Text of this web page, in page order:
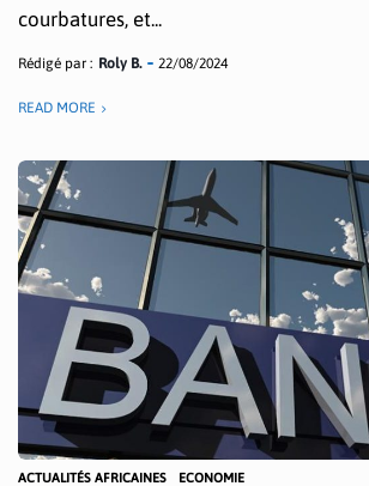
courbatures, et...
Rédigé par : Roly B. 22/08/2024
READ MORE
ACTUALITÉS AFRICAINES ECONOMIE